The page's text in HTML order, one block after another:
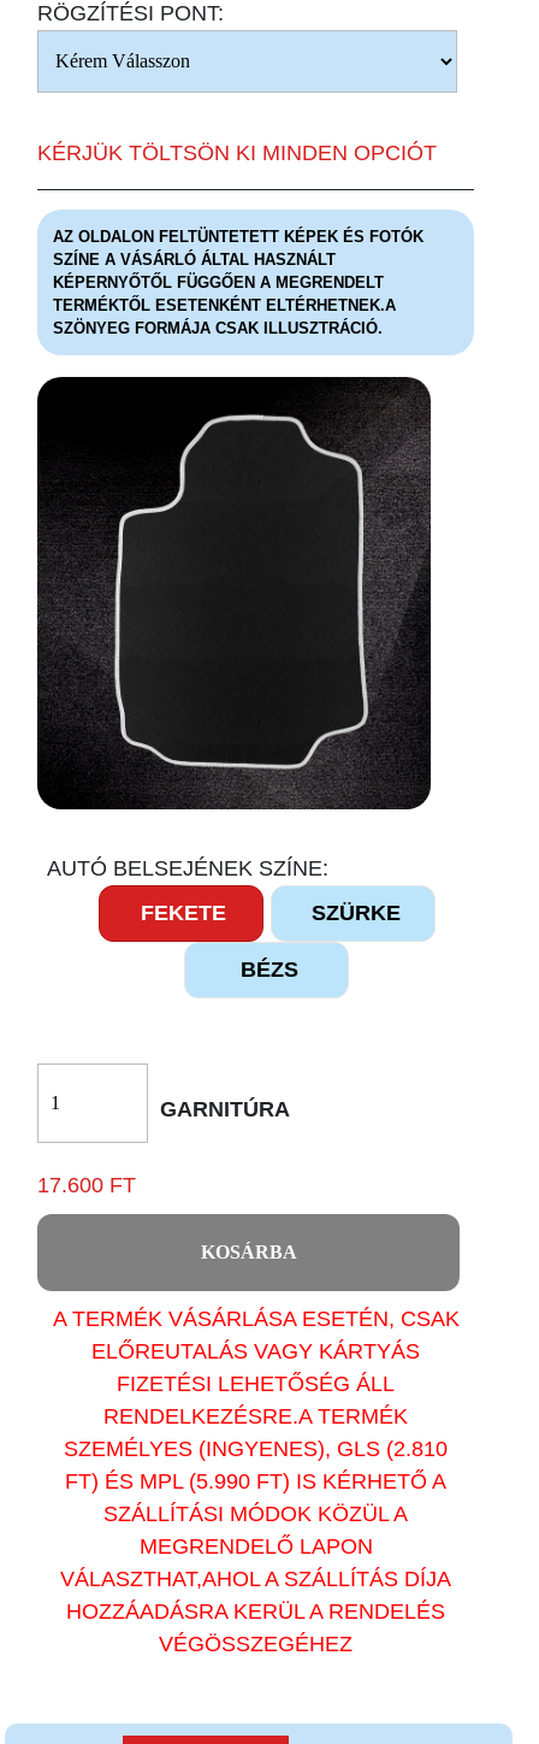
RÖGZÍTÉSI PONT:
KÉRJÜK TÖLTSÖN KI MINDEN OPCIÓT
AZ OLDALON FELTÜNTETETT KÉPEK ÉS FOTÓK
SZÍNE A VÁSÁRLÓ ÁLTAL HASZNÁLT
KÉPERNYŐTŐL FÜGGŐEN A MEGRENDELT
TERMÉKTŐL ESETENKÉNT ELTÉRHETNEK.A
SZÖNYEG FORMÁJA CSAK ILLUSZTRÁCIÓ.
AUTÓ BELSEJÉNEK SZÍNE:
FEKETE
SZÜRKE
BÉZS
GARNITÚRA
17.600 FT
KOSÁRBA
A TERMÉK VÁSÁRLÁSA ESETÉN, CSAK
ELŐREUTALÁS VAGY KÁRTYÁS
FIZETÉSI LEHETŐSÉG ÁLL
RENDELKEZÉSRE.A TERMÉK
SZEMÉLYES (INGYENES), GLS (2.810
FT) ÉS MPL (5.990 FT) IS KÉRHETŐ A
SZÁLLÍTÁSI MÓDOK KÖZÜL A
MEGRENDELŐ LAPON
VÁLASZTHAT,AHOL A SZÁLLÍTÁS DÍJA
HOZZÁADÁSRA KERÜL A RENDELÉS
VÉGÖSSZEGÉHEZ